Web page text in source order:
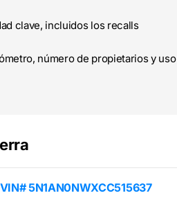
clave, incluidos los recalls
número de propietarios y uso
5N1AN0NWXCC515637